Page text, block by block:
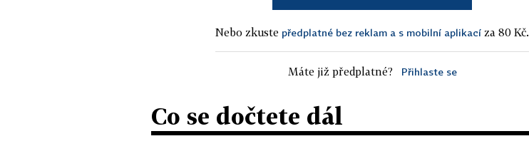
Nebo zkuste předplatné bez reklam a s mobilní aplikací za 80 Kč.
Máte již předplatné? Přihlaste se
Co se dočtete dál